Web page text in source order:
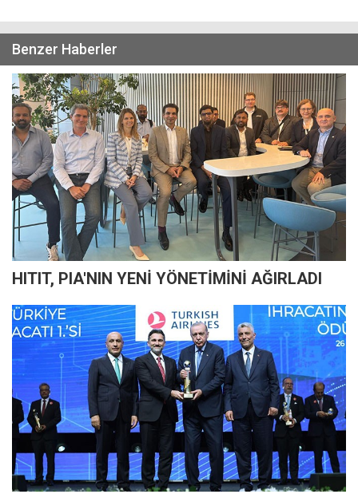
Benzer Haberler
HITIT, PIA'NIN YENİ YÖNETİMİNİ AĞIRLADI